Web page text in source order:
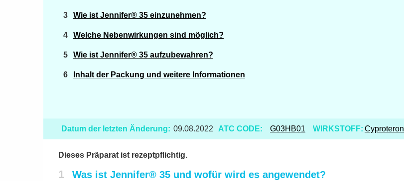
Wie ist Jennifer® 35 einzunehmen?
Welche Nebenwirkungen sind möglich?
Wie ist Jennifer® 35 aufzubewahren?
Inhalt der Packung und weitere Informationen
Datum der letzten Änderung: 09.08.2022 ATC CODE: G03HB01 WIRKSTOFF: Cyproteron
Dieses Präparat ist rezeptpflichtig.
1 Was ist Jennifer® 35 und wofür wird es angewendet?